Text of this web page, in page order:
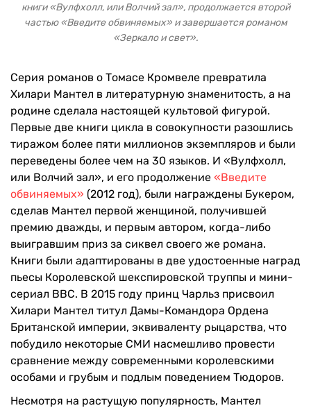
книги «Вулфхолл, или Волчий зал», продолжается второй
частью «Введите обвиняемых» и завершается романом
«Зеркало и свет».
Серия романов о Томасе Кромвеле превратила
Хилари Мантел в литературную знаменитость, а на
родине сделала настоящей культовой фигурой.
Первые две книги цикла в совокупности разошлись
тиражом более пяти миллионов экземпляров и были
переведены более чем на 30 языков. И «Вулфхолл,
или Волчий зал», и его продолжение «Введите
обвиняемых» (2012 год), были награждены Букером,
сделав Мантел первой женщиной, получившей
премию дважды, и первым автором, когда-либо
выигравшим приз за сиквел своего же романа.
Книги были адаптированы в две удостоенные наград
пьесы Королевской шекспировской труппы и мини-
сериал BBC. В 2015 году принц Чарльз присвоил
Хилари Мантел титул Дамы-Командора Ордена
Британской империи, эквиваленту рыцарства, что
побудило некоторые СМИ насмешливо провести
сравнение между современными королевскими
особами и грубым и подлым поведением Тюдоров.
Несмотря на растущую популярность, Мантел